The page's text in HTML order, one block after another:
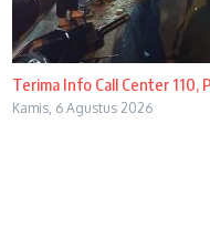
Terima Info Call Center 110,
Kamis, 6 Agustus 2026